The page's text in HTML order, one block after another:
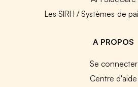
Les SIRH / Systèmes de
A PROPOS
Se connecter
Centre d'aide